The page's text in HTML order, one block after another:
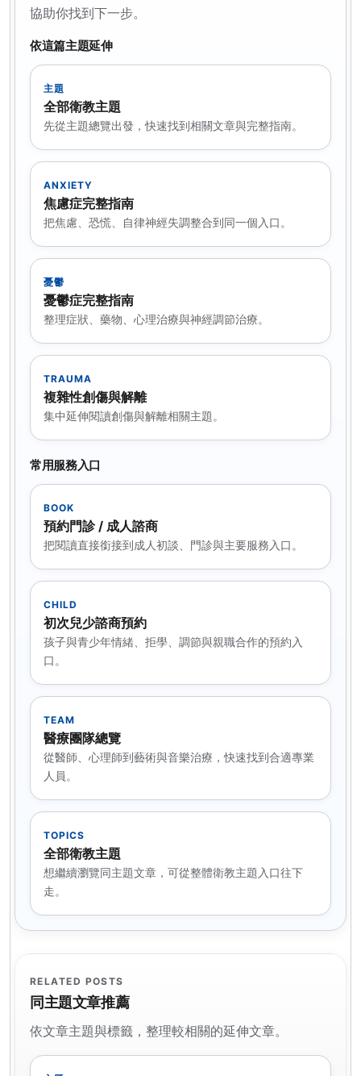
協助你找到下一步。
依這篇主題延伸
主題
全部衛教主題
先從主題總覽出發，快速找到相關文章與完整指南。
ANXIETY
焦慮症完整指南
把焦慮、恐慌、自律神經失調整合到同一個入口。
憂鬱
憂鬱症完整指南
整理症狀、藥物、心理治療與神經調節治療。
TRAUMA
複雜性創傷與解離
集中延伸閱讀創傷與解離相關主題。
常用服務入口
BOOK
預約門診 / 成人諮商
把閱讀直接銜接到成人初談、門診與主要服務入口。
CHILD
初次兒少諮商預約
孩子與青少年情緒、拒學、調節與親職合作的預約入
口。
TEAM
醫療團隊總覽
從醫師、心理師到藝術與音樂治療，快速找到合適專業
人員。
TOPICS
全部衛教主題
想繼續瀏覽同主題文章，可從整體衛教主題入口往下
走。
RELATED POSTS
同主題文章推薦
依文章主題與標籤，整理較相關的延伸文章。